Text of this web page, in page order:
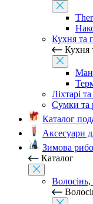
Кухня та
Кухня
Ліхтарі
Сумки та
Каталог
Аксесуари
Зимова
Каталог